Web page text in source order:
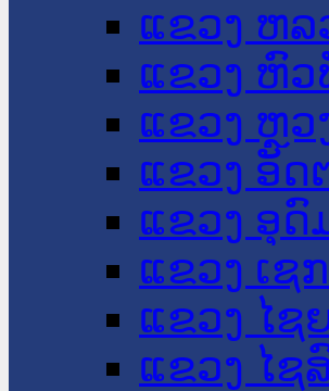
ແຂວງ ຫລ
ແຂວງ ຫົວ
ແຂວງ ຫຼວ
ແຂວງ ອັດ
ແຂວງ ອຸດົ
ແຂວງ ເຊ
ແຂວງ ໄຊ
ແຂວງ ໄຊ